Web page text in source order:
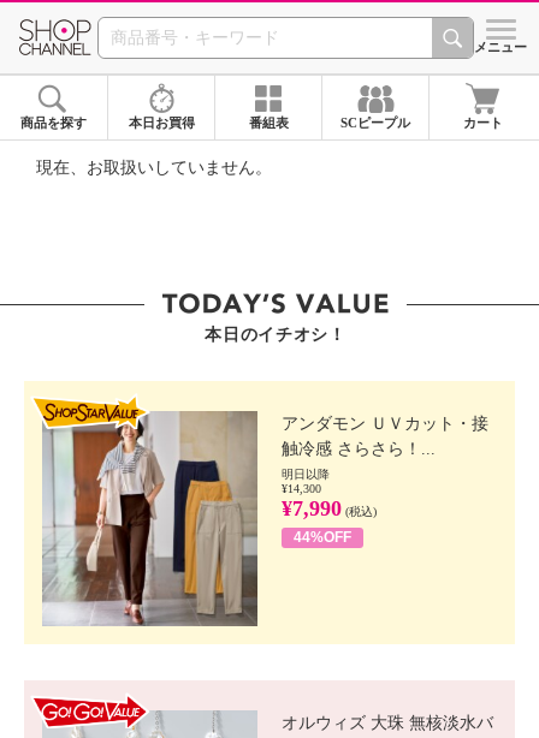
SHOP CHANNEL ショッ
メニュー
商品を探す 本日お買得 番組表 SCピープル カート
現在、お取扱いしていません。
本日のイチオシ！
アンダモン ＵＶカット・接
触冷感 さらさら！...
明日以降
¥14,300
¥7,990 (税込)
44%OFF
オルウィズ 大珠 無核淡水バ